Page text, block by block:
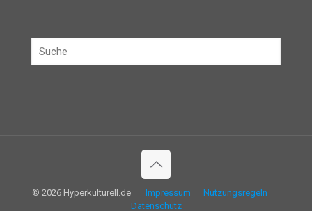
© 2026 Hyperkulturell.de Impressum
Nutzungsregeln
Datenschutz